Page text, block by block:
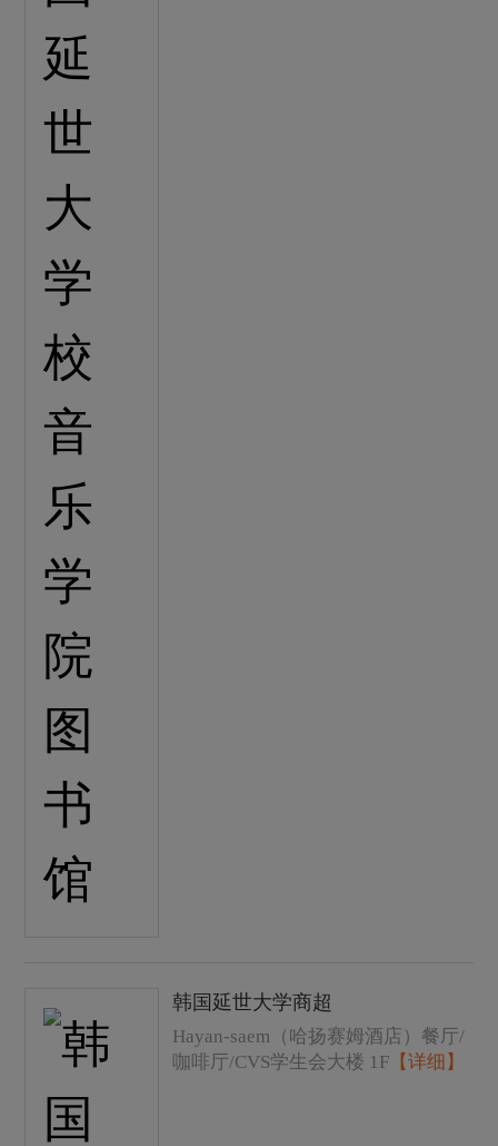
韩国延世大学商超
Hayan-saem（哈扬赛姆酒店）餐厅/
咖啡厅/CVS学生会大楼 1F 【详细】